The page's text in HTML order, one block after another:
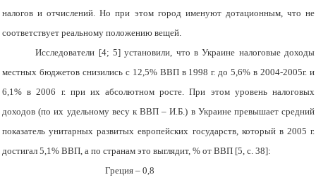
налогов и отчислений. Но при этом город именуют дотационным, что не
соответствует реальному положению вещей.
Исследователи [4; 5] установили, что в Украине налоговые доходы
местных бюджетов снизились с 12,5% ВВП в 1998 г. до 5,6% в 2004-2005г. и
6,1% в 2006 г. при их абсолютном росте. При этом уровень налоговых
доходов (по их удельному весу к ВВП – И.Б.) в Украине превышает средний
показатель унитарных развитых европейских государств, который в 2005 г.
достигал 5,1% ВВП, а по странам это выглядит, % от ВВП [5, с. 38]:
Греция – 0,8